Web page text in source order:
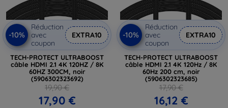
-10%
Réduction
avec
coupon
EXTRA10
TECH-PROTECT ULTRABOOST
câble HDMI 2.1 4K 120HZ / 8K
60HZ 300CM, noir
(5906302323692)
19,90 €
17,90 €
-10%
Réduction
avec
coupon
EXTRA10
TECH-PROTECT ULTRABOOST
câble HDMI 2.1 4K 120Hz / 8K
60Hz 200 cm, noir
(5906302323685)
17,90 €
16,12 €